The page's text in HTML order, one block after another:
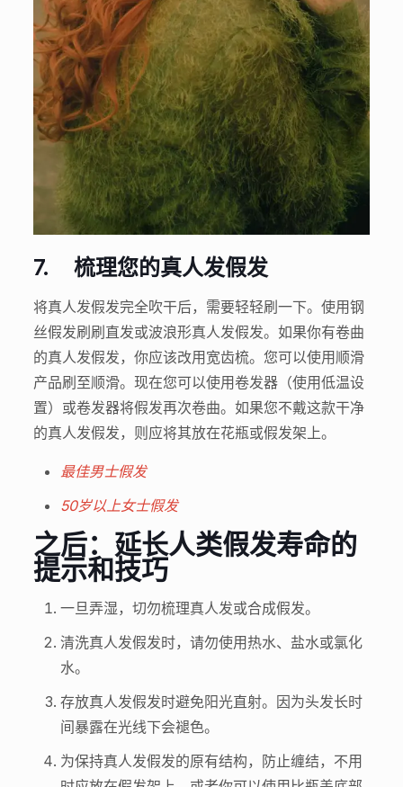
7. 梳理您的真人发假发
将真人发假发完全吹干后，需要轻轻刷一下。使用钢
丝假发刷刷直发或波浪形真人发假发。如果你有卷曲
的真人发假发，你应该改用宽齿梳。您可以使用顺滑
产品刷至顺滑。现在您可以使用卷发器（使用低温设
置）或卷发器将假发再次卷曲。如果您不戴这款干净
的真人发假发，则应将其放在花瓶或假发架上。
最佳男士假发
50岁以上女士假发
之后：延长人类假发寿命的
提示和技巧
一旦弄湿，切勿梳理真人发或合成假发。
清洗真人发假发时，请勿使用热水、盐水或氯化
水。
存放真人发假发时避免阳光直射。因为头发长时
间暴露在光线下会褪色。
为保持真人发假发的原有结构，防止缠结，不用